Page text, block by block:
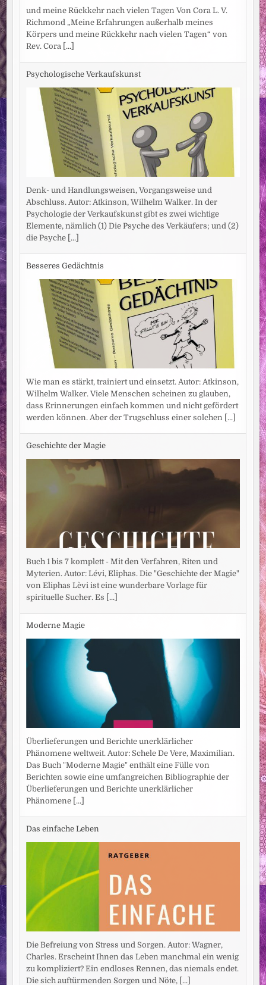
und meine Rückkehr nach vielen Tagen Von Cora L. V.
Richmond „Meine Erfahrungen außerhalb meines
Körpers und meine Rückkehr nach vielen Tagen“ von
Rev. Cora [...]
Psychologische Verkaufskunst
Denk- und Handlungsweisen, Vorgangsweise und
Abschluss. Autor: Atkinson, Wilhelm Walker. In der
Psychologie der Verkaufskunst gibt es zwei wichtige
Elemente, nämlich (1) Die Psyche des Verkäufers; und (2)
die Psyche [...]
Besseres Gedächtnis
Wie man es stärkt, trainiert und einsetzt. Autor: Atkinson,
Wilhelm Walker. Viele Menschen scheinen zu glauben,
dass Erinnerungen einfach kommen und nicht gefördert
werden können. Aber der Trugschluss einer solchen [...]
Geschichte der Magie
Buch 1 bis 7 komplett - Mit den Verfahren, Riten und
Myterien. Autor: Lévi, Eliphas. Die "Geschichte der Magie"
von Eliphas Lèvi ist eine wunderbare Vorlage für
spirituelle Sucher. Es [...]
Moderne Magie
Überlieferungen und Berichte unerklärlicher
Phänomene weltweit. Autor: Schele De Vere, Maximilian.
Das Buch "Moderne Magie" enthält eine Fülle von
Berichten sowie eine umfangreichen Bibliographie der
Überlieferungen und Berichte unerklärlicher
Phänomene [...]
Das einfache Leben
Die Befreiung von Stress und Sorgen. Autor: Wagner,
Charles. Erscheint Ihnen das Leben manchmal ein wenig
zu kompliziert? Ein endloses Rennen, das niemals endet.
Die sich auftürmenden Sorgen und Nöte, [...]